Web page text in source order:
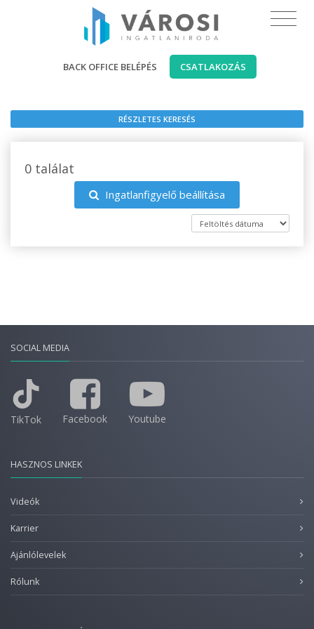
BACK OFFICE BELÉPÉS CSATLAKOZÁS
RÉSZLETES KERESÉS
0 találat
Ingatlanfigyelő beállítása
SOCIAL MEDIA
TikTok Facebook Youtube
HASZNOS LINKEK
Videók
Karrier
Ajánlólevelek
Rólunk